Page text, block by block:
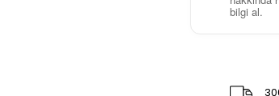
bilgi al.